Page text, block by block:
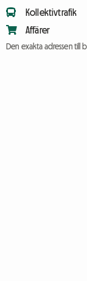
Kollektivtrafik
Affärer
Den exakta adressen till